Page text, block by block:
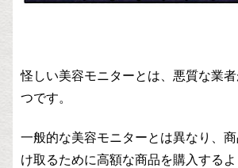
怪しい美容モニターとは、悪質な業
つです。
一般的な美容モニターとは異なり、
け取るために高額な商品を購入する